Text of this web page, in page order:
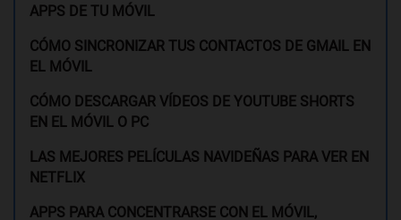
APPS DE TU MÓVIL
CÓMO SINCRONIZAR TUS CONTACTOS DE GMAIL EN
EL MÓVIL
CÓMO DESCARGAR VÍDEOS DE YOUTUBE SHORTS
EN EL MÓVIL O PC
LAS MEJORES PELÍCULAS NAVIDEÑAS PARA VER EN
NETFLIX
APPS PARA CONCENTRARSE CON EL MÓVIL,